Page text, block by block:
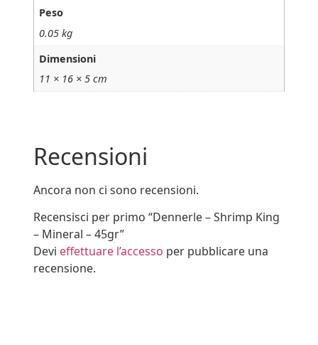
Peso
0.05 kg
Dimensioni
11 × 16 × 5 cm
Recensioni
Ancora non ci sono recensioni.
Recensisci per primo “Dennerle – Shrimp King
– Mineral – 45gr”
Devi effettuare l’accesso per pubblicare una
recensione.